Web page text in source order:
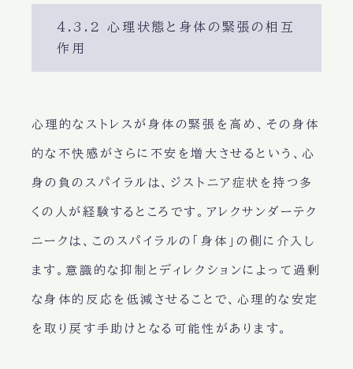
4.3.2 心理状態と身体の緊張の相互
作用
心理的なストレスが身体の緊張を高め、その身体
的な不快感がさらに不安を増大させるという、心
身の負のスパイラルは、ジストニア症状を持つ多
くの人が経験するところです。アレクサンダーテク
ニークは、このスパイラルの「身体」の側に介入し
ます。意識的な抑制とディレクションによって過剰
な身体的反応を低減させることで、心理的な安定
を取り戻す手助けとなる可能性があります。